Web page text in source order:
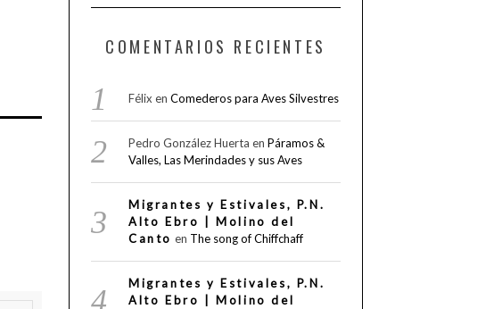
COMENTARIOS RECIENTES
Félix en Comederos para Aves Silvestres
Pedro González Huerta en Páramos &
Valles, Las Merindades y sus Aves
Migrantes y Estivales, P.N.
Alto Ebro | Molino del
Canto en The song of Chiffchaff
Migrantes y Estivales, P.N.
Alto Ebro | Molino del